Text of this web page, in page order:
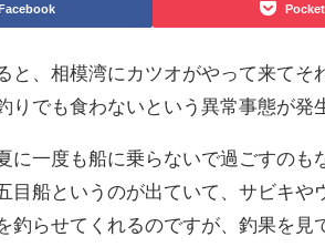
Pocket
と、相模湾にカツオがやって来て
りでも食わないという異常事態が発
に一度も船に乗らないで過ごすの
目船というのが出ていて、サビキ
釣らせてくれるのですが、釣果を